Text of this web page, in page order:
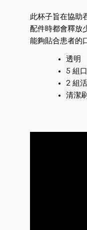
此杯子旨在協助
配件時都會釋放
能夠貼合患者的
透明
5 組
2 組
清潔